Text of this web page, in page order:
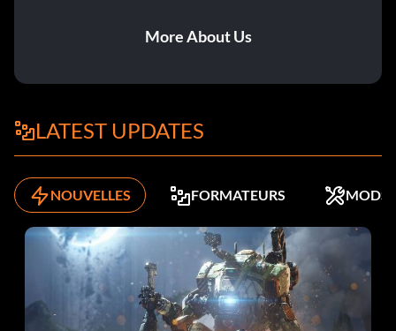
More About Us
LATEST UPDATES
NOUVELLES FORMATEURS MODS